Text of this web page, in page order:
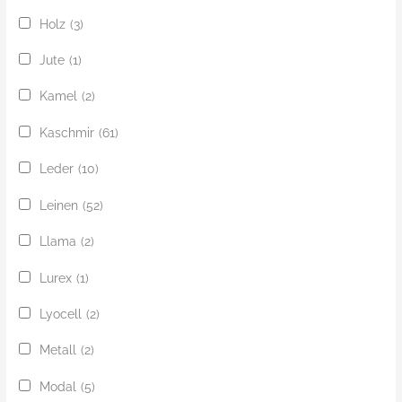
Holz (3)
Jute (1)
Kamel (2)
Kaschmir (61)
Leder (10)
Leinen (52)
Llama (2)
Lurex (1)
Lyocell (2)
Metall (2)
Modal (5)